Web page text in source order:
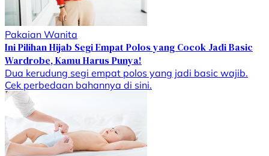
Pakaian Wanita
Ini Pilihan Hijab Segi Empat Polos yang Cocok Jadi Basic
Wardrobe, Kamu Harus Punya!
Dua kerudung segi empat polos yang jadi basic wajib.
Cek perbedaan bahannya di sini.